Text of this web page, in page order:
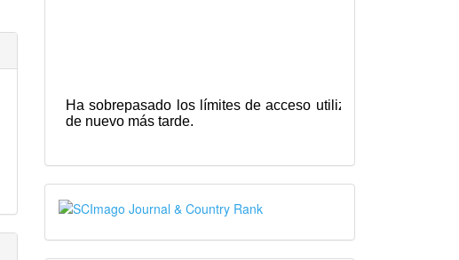
SJR